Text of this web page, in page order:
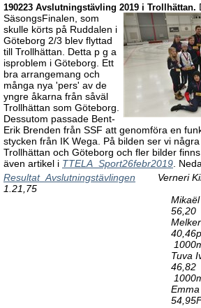
190223 Avslutningstävling 2019 i Trollhättan.
SäsongsFinalen, som
skulle körts på Ruddalen i
Göteborg 2/3 blev flyttad
till Trollhättan. Detta p g a
isproblem i Göteborg. Ett
bra arrangemang och
många nya 'pers' av de
yngre åkarna från såväl
Trollhättan som Göteborg.
Dessutom passade Bent-
Erik Brenden från SSF att genomföra en
stycken från IK Wega. På bilden ser vi
Trollhättan och Göteborg och fler bilder
även artikel i TTELA_Sport26febr2019 .
Resultat_Avslutningstävlingen Verneri
1.21,75
56,20
Tuva